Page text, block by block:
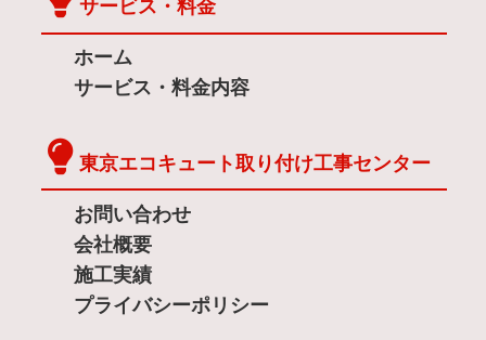
サービス・料金
ホーム
サービス・料金内容
東京エコキュート取り付け工事センター
お問い合わせ
会社概要
施工実績
プライバシーポリシー